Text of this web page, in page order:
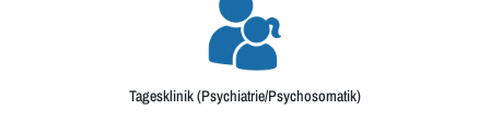
Tagesklinik (Psychiatrie/Psychosomatik)